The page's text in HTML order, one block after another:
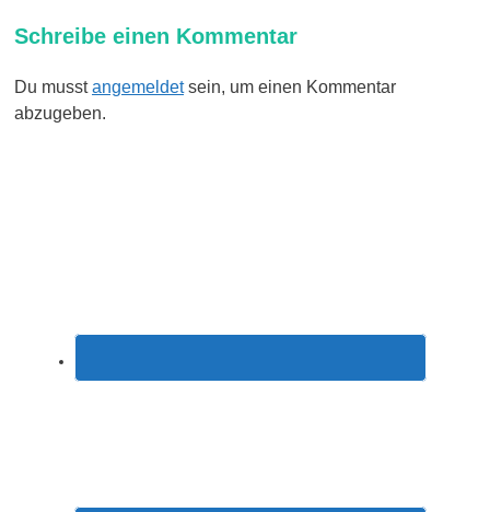
Schreibe einen Kommentar
Du musstangemeldetsein, um einen Kommentar
abzugeben.